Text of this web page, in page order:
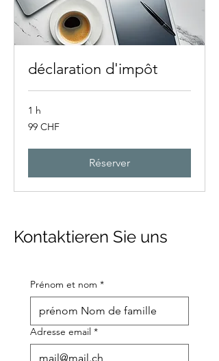
déclaration d'impôt
1 h
99
francs
99 CHF
Réserver
Kontaktieren Sie uns
Prénom et nom *
Adresse email *